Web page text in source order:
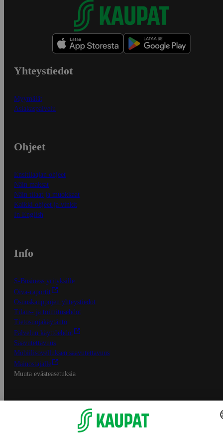
Yhteystiedot
Myymälät
Asiakaspalvelu
Ohjeet
Ensitilaajan ohjeet
Näin maksat
Näin tilaat ja muokkaat
Kaikki ohjeet ja vinkit
In English
Info
S-Business yrityksille
Oiva-raportit
Osuuskauppojen yhteystiedot
Tilaus- ja toimitusehdot
Tietosuojakäytäntö
Palvelun käyttöehdot
Saavutettavuus
Mobiilisovelluksen saavutettavuus
Mainostajalle
Muuta evästeasetuksia
S-ryhmän palvelut